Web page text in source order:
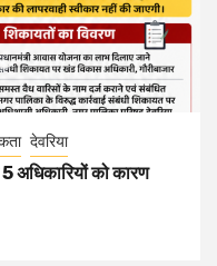
देवरिया
अधिकारियों को कारण